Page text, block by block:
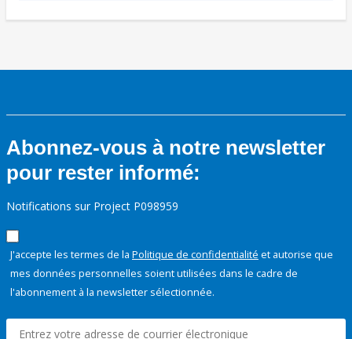
Abonnez-vous à notre newsletter
pour rester informé:
Notifications sur Project P098959
J'accepte les termes de la Politique de confidentialité et autorise que
mes données personnelles soient utilisées dans le cadre de
l'abonnement à la newsletter sélectionnée.